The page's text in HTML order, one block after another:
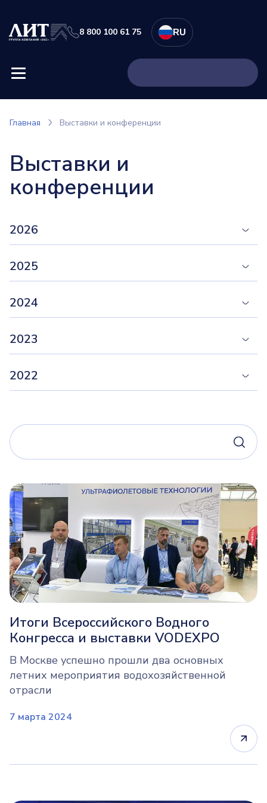
8 800 100 61 75 RU
Главная Выставки и конференции
Выставки и
конференции
Итоги Всероссийского Водного
Конгресса и выставки VODEXPO
В Москве успешно прошли два основных
летних мероприятия водохозяйственной
отрасли
7 марта 2024
2026
2025
2024
2023
2022